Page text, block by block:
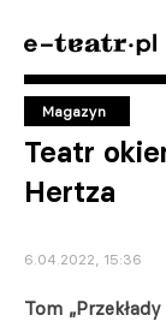
Magazyn
Teatr
Hertza
6.04.2022, 15:36
Tom